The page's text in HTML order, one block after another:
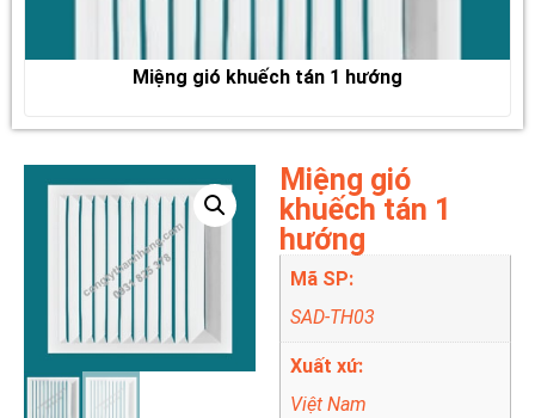
Miệng gió khuếch tán 1 hướng
Miệng gió
khuếch tán 1
hướng
Mã SP:
SAD-TH03
Xuất xứ:
Việt Nam